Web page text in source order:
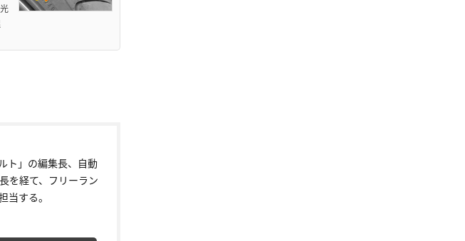
ト」の編集長、自動
を経て、フリーラン
当する。